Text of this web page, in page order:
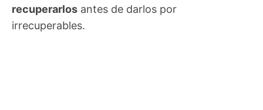
recuperarlos antes de darlos por
irrecuperables.